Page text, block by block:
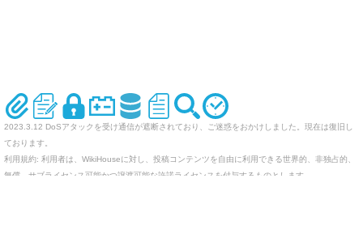
2023.3.12 DoSアタックを受け通信が遮断されており、ご迷惑をおかけしました。現在は復旧し
ております。
利用規約: 利用者は、WikiHouseに対し、投稿コンテンツを自由に利用できる世界的、非独占的、
無償、サブライセンス可能かつ譲渡可能な許諾ライセンスを付与するものとします。